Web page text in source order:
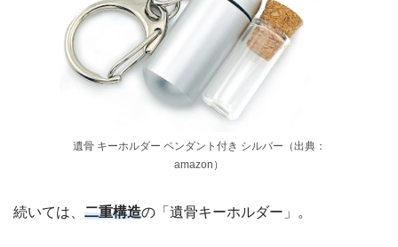
遺骨 キーホルダー ペンダント付き シルバー（出典：
amazon）
続いては、 二重構造の「遺骨キーホルダー」。